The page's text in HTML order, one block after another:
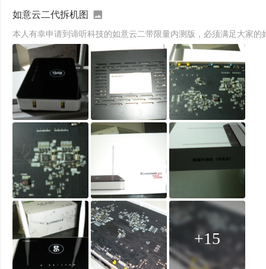
如意云二代拆机图
+15